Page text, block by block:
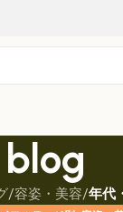
blog
/容姿・美容/年代